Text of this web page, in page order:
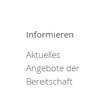
Informieren
Aktuelles
Angebote der
Bereitschaft